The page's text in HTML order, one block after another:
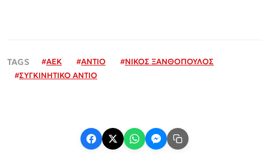
#ΑΕΚ #ΑΝΤΙΟ #ΝΙΚΟΣ ΞΑΝΘΟΠΟΥΛΟΣ
#ΣΥΓΚΙΝΗΤΙΚΟ ΑΝΤΙΟ